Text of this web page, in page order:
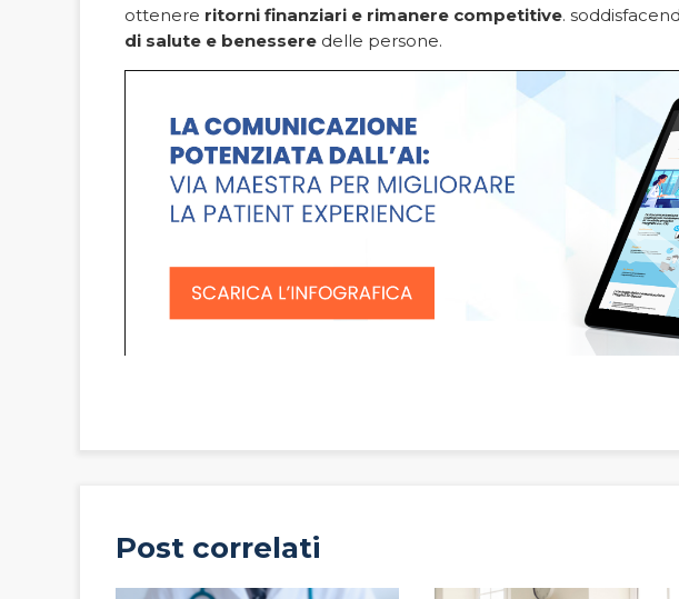
ottenere ritorni finanziari e rimanere competitive.
di salute e benessere delle persone.
Post correlati